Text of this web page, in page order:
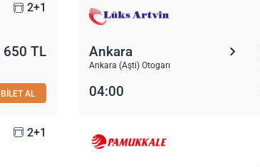
2+1
650 TL
BİLET AL
Ankara
Ankara (Aşti) Otogarı
04:00
2+1